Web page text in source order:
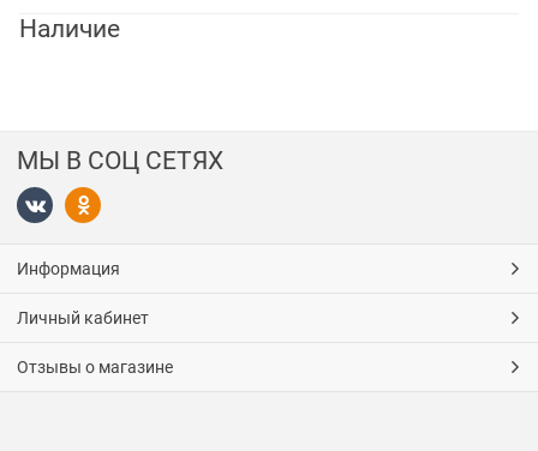
Наличие
МЫ В СОЦ СЕТЯХ
Информация
Личный кабинет
Отзывы о магазине